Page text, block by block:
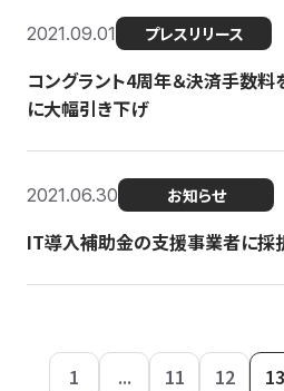
2021.09.01 プレスリリース
コングラント4周年＆決済手数
に大幅引き下げ
2021.06.30 お知らせ
IT導入補助金の支援事業者に採
1 ... 11 12 13